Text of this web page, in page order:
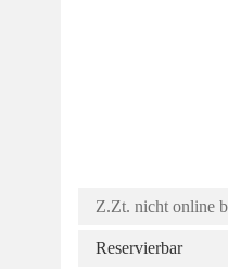
Z.Zt. nicht online
Reservierbar